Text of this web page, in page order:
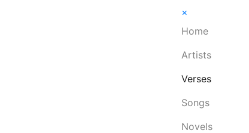
×
Home
Artists
Verses
Songs
Novels